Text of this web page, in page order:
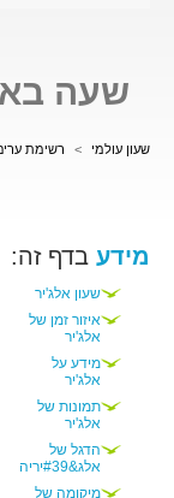
שעה
שעון עולמי > רשימת
מידע בדף זה:
שעון אלג'יר
איזור זמן של
אלג'יר
מידע על
אלג'יר
תמונות של
אלג'יר
הדגל של
אלג&#39יריה
מיקומה של